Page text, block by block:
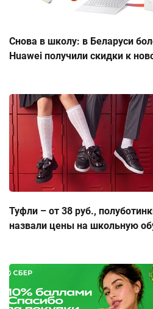
Снова в школу: в Беларуси
Huawei получили скидки к
Туфли – от 38 руб.,
назвали цены на школьную